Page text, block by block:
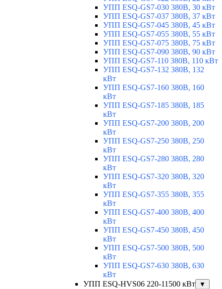
УПП ESQ-GS7-030 380В, 30 кВт
УПП ESQ-GS7-037 380В, 37 кВт
УПП ESQ-GS7-045 380В, 45 кВт
УПП ESQ-GS7-055 380В, 55 кВт
УПП ESQ-GS7-075 380В, 75 кВт
УПП ESQ-GS7-090 380В, 90 кВт
УПП ESQ-GS7-110 380В, 110 кВт
УПП ESQ-GS7-132 380В, 132
кВт
УПП ESQ-GS7-160 380В, 160
кВт
УПП ESQ-GS7-185 380В, 185
кВт
УПП ESQ-GS7-200 380В, 200
кВт
УПП ESQ-GS7-250 380В, 250
кВт
УПП ESQ-GS7-280 380В, 280
кВт
УПП ESQ-GS7-320 380В, 320
кВт
УПП ESQ-GS7-355 380В, 355
кВт
УПП ESQ-GS7-400 380В, 400
кВт
УПП ESQ-GS7-450 380В, 450
кВт
УПП ESQ-GS7-500 380В, 500
кВт
УПП ESQ-GS7-630 380В, 630
кВт
УПП ESQ-HVS06 220-11500 кВт
▼